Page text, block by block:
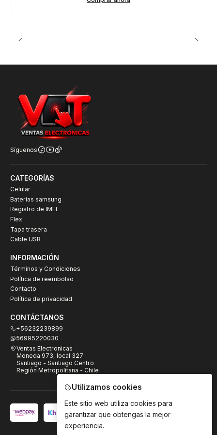
Síguenos
CATEGORÍAS
Celular
Baterías samsung
Registro de IMEI
Flex
Tapa trasera
Cable USB
INFORMACIÓN
Términos y Condiciones
Política de reembolso
Contacto
Política de privacidad
CONTÁCTANOS
+56232239899
56995220030
Ventas Electronicas
Moneda 973, local 327
Santiago - Santiago Centro
Región Metropolitana - Chile
Utilizamos cookies
Este sitio web utiliza cookies para
garantizar que obtengas la mejor
experiencia.